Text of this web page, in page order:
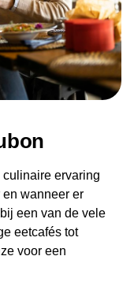
ervaring
wanneer er
een van de vele
eetcafés tot
voor een